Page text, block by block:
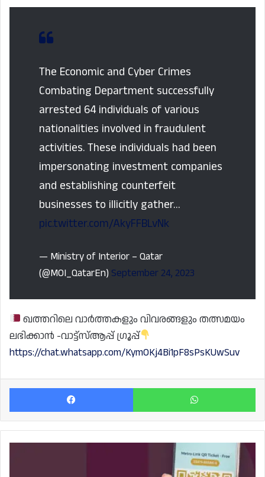
The Economic and Cyber Crimes
Combating Department successfully
arrested 64 individuals of various
nationalities involved in fraudulent
activities. These individuals had been
impersonating investment companies
and establishing counterfeit
businesses to illicitly gather…
pic.twitter.com/AkyFFBLvNk
— Ministry of Interior – Qatar
(@MOI_QatarEn) September 24, 2023
ഖത്തറിലെ വാർത്തകളും വിവരങ്ങളും തത്സമയം
ലഭിക്കാൻ -വാട്ട്സ്ആപ്പ് ഗ്രൂപ്പ്
https://chat.whatsapp.com/KymOKj4Bi1pF8sPsKUwSuv
Facebook